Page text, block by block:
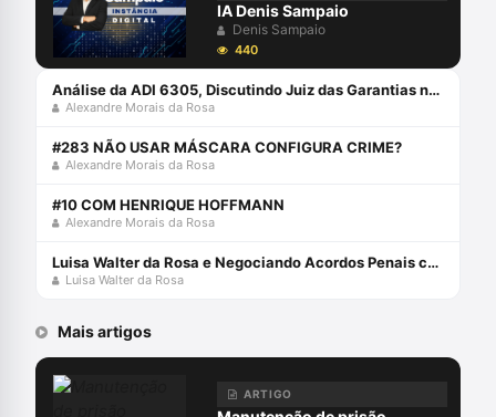
IA Denis Sampaio
Denis Sampaio
440
Análise da ADI 6305, Discutindo Juiz das Garantias no Brasil com Alexandre Morais da Rosa
Alexandre Morais da Rosa
#283 NÃO USAR MÁSCARA CONFIGURA CRIME?
Alexandre Morais da Rosa
#10 COM HENRIQUE HOFFMANN
Alexandre Morais da Rosa
Luisa Walter da Rosa e Negociando Acordos Penais como Estratégia de Defesa
Luisa Walter da Rosa
Mais artigos
ARTIGO